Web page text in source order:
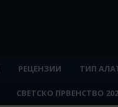
РЕЦЕНЗИИ ТИП
СВЕТСКО ПРВЕНСТВО